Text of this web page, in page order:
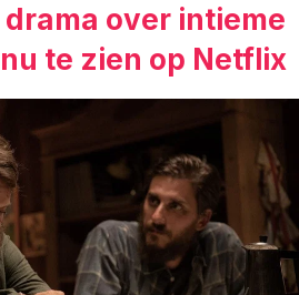
over intieme
te zien op Netflix